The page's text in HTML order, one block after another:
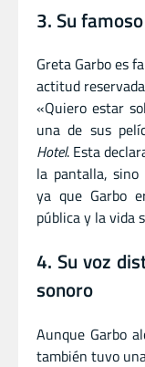
3. Su
Greta Garbo es
actitud
«Quiero estar
una de sus
Hotel. Esta
la pantalla, sino
ya que Garbo
pública y la vida
4. Su voz
sonoro
Aunque Garbo
también tuvo